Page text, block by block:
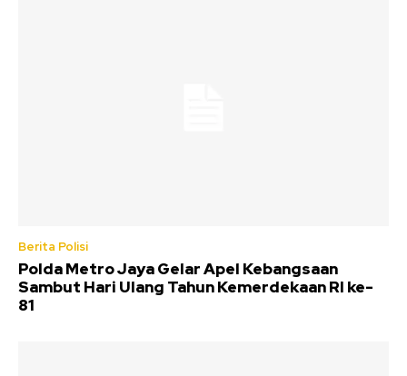
Berita Polisi
Polda Metro Jaya Gelar Apel Kebangsaan
Sambut Hari Ulang Tahun Kemerdekaan RI ke-
81